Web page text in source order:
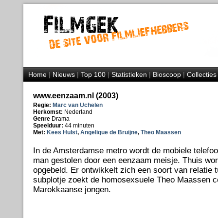
Home|Nieuws|Top 100|Statistieken|Bioscoop|Collecties
www.eenzaam.nl (2003)
Regie: Marc van Uchelen
Herkomst: Nederland
Genre Drama
Speelduur: 44 minuten
Met: Kees Hulst, Angelique de Bruijne, Theo Maassen
In de Amsterdamse metro wordt de mobiele
man gestolen door een eenzaam meisje. Thuis
opgebeld. Er ontwikkelt zich een soort van relatie
subplotje zoekt de homosexsuele Theo Maassen
Marokkaanse jongen.